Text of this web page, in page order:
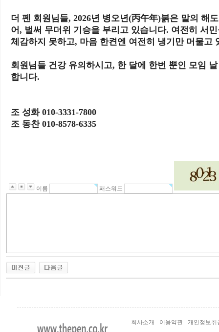
더 펜 회원님들, 2026년 병오년(丙午年)붉은 말의 해
어, 벌써 무더위 기승을 부리고 있습니다. 여전히 서
체감하지 못하고, 마음 한켠엔 여전히 냉기만 머물고
회원님들 건강 유의하시고, 한 달에 한번 뿐인 모임
합니다.
조 성화 010-3331-7800
조 동찬 010-8578-6335
이름 패스워드
회사소개 이용약관
개인정보취